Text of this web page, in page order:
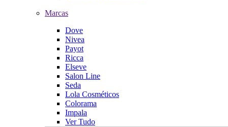
Marcas
Dove
Nivea
Payot
Ricca
Elseve
Salon Line
Seda
Lola Cosméticos
Colorama
Impala
Ver Tudo